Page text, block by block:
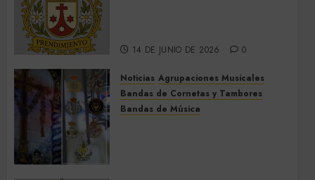
14 DE JUNIO DE 2026 0
Noticias Agrupaciones Musicales
Bandas de Cornetas y Tambores
Bandas de Música